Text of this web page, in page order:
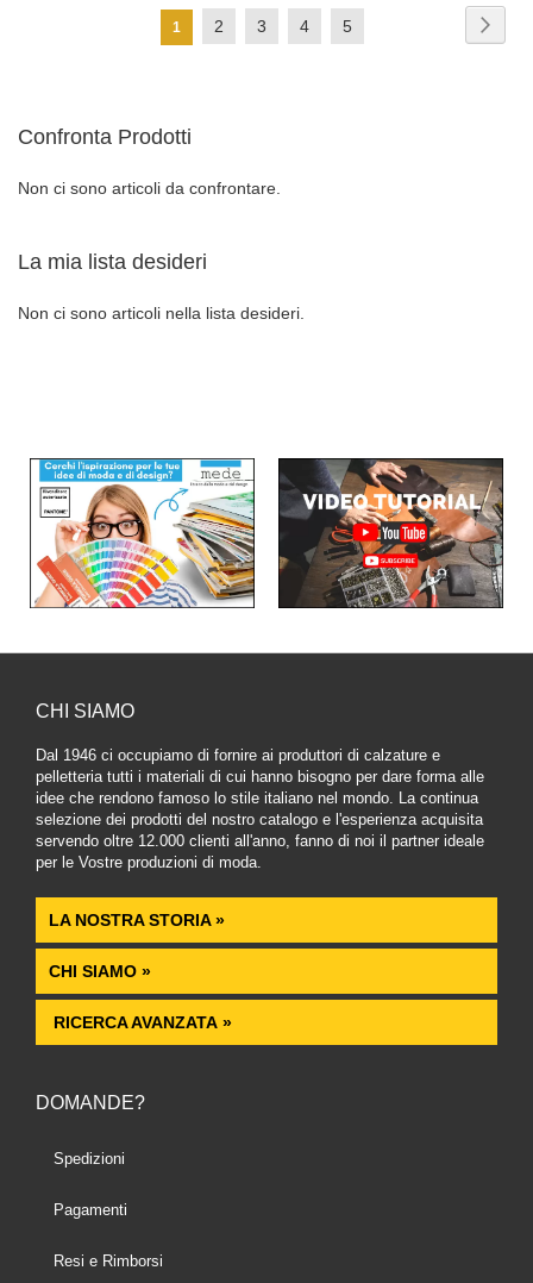
LISTACONFRONTO
Pagina
Attualmente
la
1 Pagina
2 Pagina
3 Pagina
4 Pagina
5
Confronta Prodotti
Non ci sono articoli da confrontare.
La mia lista desideri
Non ci sono articoli nella lista desideri.
CHI SIAMO
Dal 1946 ci occupiamo di fornire ai produttori di calzature e
pelletteria tutti i materiali di cui hanno bisogno per dare forma alle
idee che rendono famoso lo stile italiano nel mondo. La continua
selezione dei prodotti del nostro catalogo e l'esperienza acquisita
servendo oltre 12.000 clienti all'anno, fanno di noi il partner ideale
per le Vostre produzioni di moda.
LA NOSTRA STORIA »
CHI SIAMO »
RICERCA AVANZATA »
DOMANDE?
Spedizioni
Pagamenti
Resi e Rimborsi